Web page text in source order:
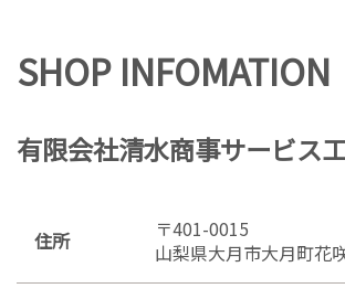
SHOP INFOMATION
有限会社清水商事サービス
住所
〒401-0015
山梨県大月市大月町花